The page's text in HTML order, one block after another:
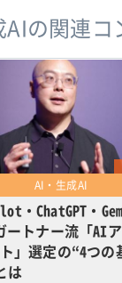
の関連コ
AI・生成AI
・ChatGPT・
トナー流「AI
」選定の“4つの
は